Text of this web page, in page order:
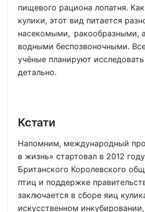
пищевого рациона лопатня.
кулики, этот вид питается
насекомыми, ракообразными,
водными беспозвоночными.
учёные планируют
детально.
Кстати
Напомним, международный
в жизнь» стартовал в 2012
Британского Королевского
птиц и поддержке
заключается в сборе яиц
искусственном